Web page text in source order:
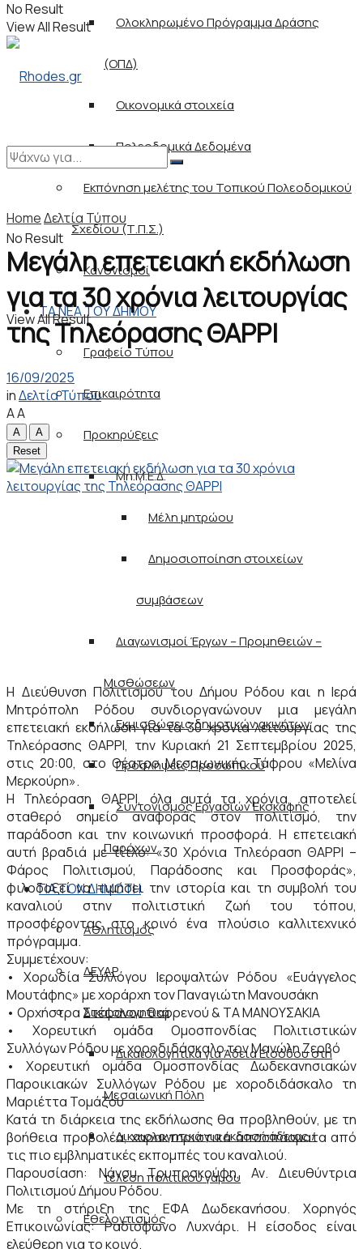
Ολοκληρωμένο Πρόγραμμα Δράσης
(ΟΠΔ)
Οικονομικά στοιχεία
Πολεοδομικά Δεδομένα
Εκπόνηση μελέτης του Τοπικού Πολεοδομικού
Σχεδίου (Τ.Π.Σ.)
Κανονισμοί
ΤΑ ΝΕΑ ΤΟΥ ΔΗΜΟΥ
Γραφείο Τύπου
Επικαιρότητα
Προκηρύξεις
Μη.Μ.Ε.Δ.
Μέλη μητρώου
Δημοσιοποίηση στοιχείων
συμβάσεων
Διαγωνισμοί Έργων – Προμηθειών –
Μισθώσεων
Εκμισθώσεις δημοτικών ακινήτων
Προσλήψεις Προσωπικού
Συντονισμός Εργασιών Εκσκαφής
Παρόχων
ΓΙΑ ΤΟΝ ΔΗΜΟΤΗ
Αθλητισμός
ΔΕΥΑΡ
Δικαιολογητικά
Δικαιολογητικά για Άδεια Εισόδου στη
Μεσαιωνική Πόλη
Δικαιολογητικά για εκδοσή άδειας /
τέλεση πολιτικού γάμου
Εθελοντισμός
No Result
View All Result
No Result
View All Result
HomeΔελτία Τύπου
Μεγάλη επετειακή εκδήλωση
για τα 30 χρόνια λειτουργίας
της Τηλεόρασης ΘΑΡΡΙ
16/09/2025
inΔελτία Τύπου
AA
A
A
Reset
Η Διεύθυνση Πολιτισμού του Δήμου Ρόδου και η Ιερά
Μητρόπολη Ρόδου συνδιοργανώνουν μια μεγάλη
επετειακή εκδήλωση για τα 30 χρόνια λειτουργίας της
Τηλεόρασης ΘΑΡΡΙ, την Κυριακή 21 Σεπτεμβρίου 2025,
στις 20:00, στο Θέατρο Μεσαιωνικής Τάφρου «Μελίνα
Μερκούρη».
Η Τηλεόραση ΘΑΡΡΙ, όλα αυτά τα χρόνια, αποτελεί
σταθερό σημείο αναφοράς στον πολιτισμό, την
παράδοση και την κοινωνική προσφορά. Η επετειακή
αυτή βραδιά με τίτλο: «30 Χρόνια Τηλεόραση ΘΑΡΡΙ –
Φάρος Πολιτισμού, Παράδοσης και Προσφοράς»,
φιλοδοξεί να τιμήσει την ιστορία και τη συμβολή του
καναλιού στην πολιτιστική ζωή του τόπου,
προσφέροντας στο κοινό ένα πλούσιο καλλιτεχνικό
πρόγραμμα.
Συμμετέχουν:
• Χορωδία Συλλόγου Ιεροψαλτών Ρόδου «Ευάγγελος
Μουτάφης» με χοράρχη τον Παναγιώτη Μανουσάκη
• Ορχήστρα Στέφανου Θαρρενού & ΤΑ ΜΑΝΟΥΣΑΚΙΑ
• Χορευτική ομάδα Ομοσπονδίας Πολιτιστικών
Συλλόγων Ρόδου με χοροδιδάσκαλο τον Μανώλη Ζερβό
• Χορευτική ομάδα Ομοσπονδίας Δωδεκανησιακών
Παροικιακών Συλλόγων Ρόδου με χοροδιδάσκαλο τη
Μαριέττα Τομάζου
Κατά τη διάρκεια της εκδήλωσης θα προβληθούν, με τη
βοήθεια προβολέα, χαρακτηριστικά αποσπάσματα από
τις πιο εμβληματικές εκπομπές του καναλιού.
Παρουσίαση: Νάνσυ Τρυποσκούφη, Αν. Διευθύντρια
Πολιτισμού Δήμου Ρόδου.
Με τη στήριξη της ΕΦΑ Δωδεκανήσου. Χορηγός
Επικοινωνίας: Ραδιόφωνο Λυχνάρι. Η είσοδος είναι
ελεύθερη για το κοινό.